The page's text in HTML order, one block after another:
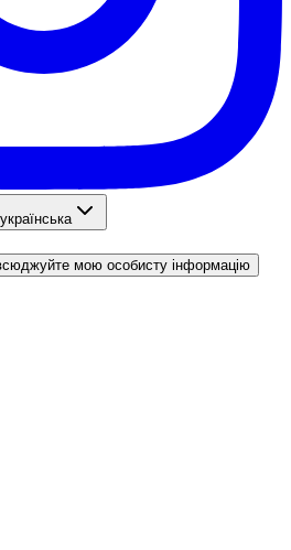
українська
мою особисту інформацію